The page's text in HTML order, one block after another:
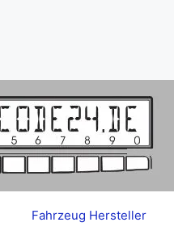
Fahrzeug Hersteller